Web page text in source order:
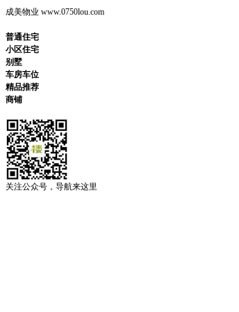
成美物业 www.0750lou.com
普通住宅
小区住宅
别墅
车房车位
精品推荐
商铺
关注公众号，导航来这里